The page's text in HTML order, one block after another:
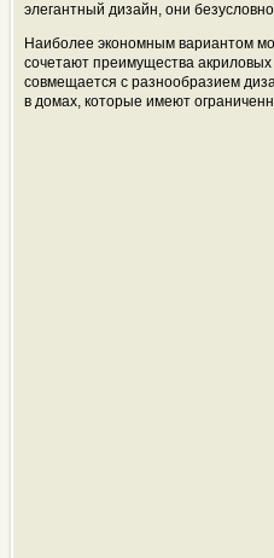
элегантный дизайн, они
Наиболее экономным вариантом
сочетают преимущества акриловых
совмещается с разнообразием
в домах, которые имеют